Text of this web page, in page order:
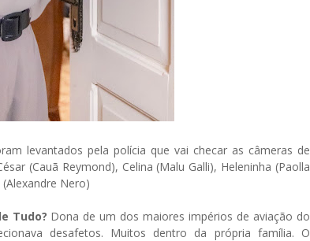
levantados pela polícia que vai checar as câmeras de
(Cauã Reymond), Celina (Malu Galli), Heleninha (Paolla
Nero)
Tudo? Dona de um dos maiores impérios de aviação do
desafetos. Muitos dentro da própria família. O